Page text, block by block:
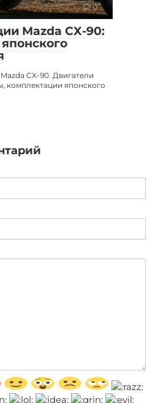
0
Mazda CX-90:
CX-90. Двигатели
комплектации японского